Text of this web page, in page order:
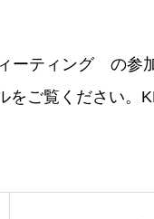
ティング の参
をご覧ください。